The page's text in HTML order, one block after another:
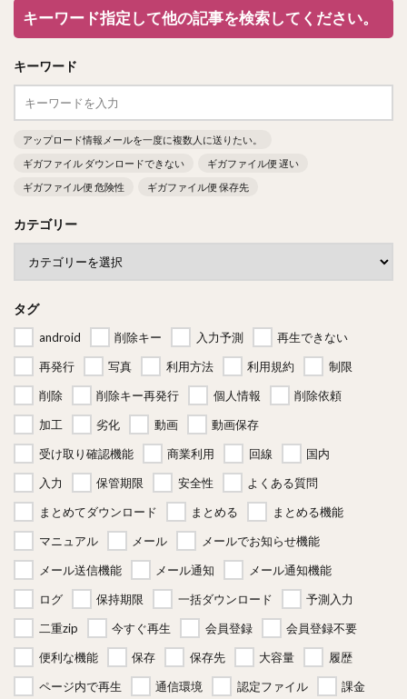
キーワード指定して他の記事を検索してください。
キーワード
アップロード情報メールを一度に複数人に送りたい。
ギガファイル ダウンロードできない
ギガファイル便 遅い
ギガファイル便 危険性
ギガファイル便 保存先
カテゴリー
タグ
android 削除キー 入力予測
再生できない
再発行
写真 利用方法 利用規約
制限
削除
削除キー再発行 個人情報
削除依頼
加工
劣化 動画
動画保存
受け取り確認機能
商業利用 回線
国内
入力
保管期限 安全性
よくある質問
まとめてダウンロード
まとめる
まとめる機能
マニュアル
メール
メールでお知らせ機能
メール送信機能
メール通知
メール通知機能
ログ
保持期限 一括ダウンロード
予測入力
二重zip
今すぐ再生 会員登録
会員登録不要
便利な機能
保存 保存先 大容量
履歴
ページ内で再生
通信環境 認定ファイル
課金